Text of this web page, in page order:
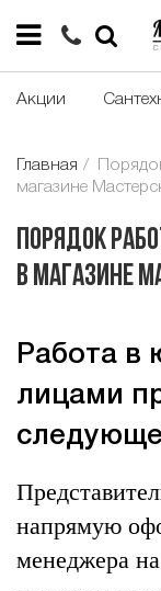
Акции
Главная
магазине
Порядок
в магазине
Работа в
лицами
напрямую
менеджера